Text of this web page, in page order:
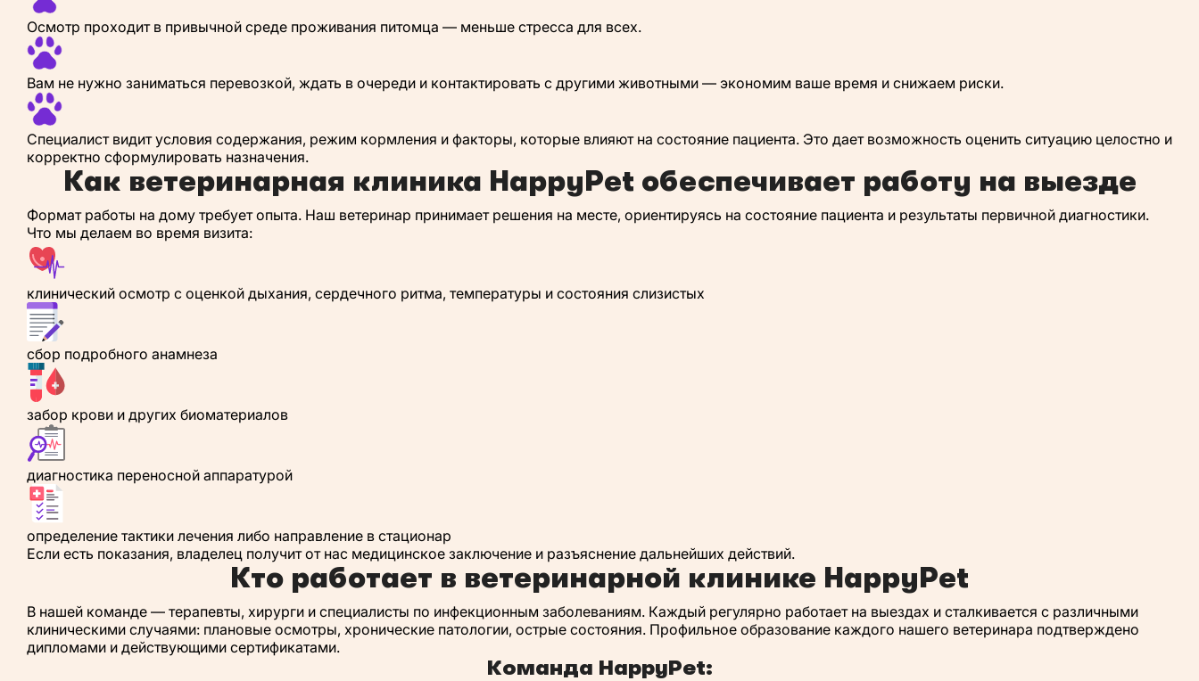
Осмотр проходит в привычной среде проживания питомца — меньше стресса для всех.
Вам не нужно заниматься перевозкой, ждать в очереди и контактировать с другими животными — экономим ваше время и снижаем риски.
Специалист видит условия содержания, режим кормления и факторы, которые влияют на состояние пациента. Это дает возможность оценить ситуацию целостно и
корректно сформулировать назначения.
Как ветеринарная клиника HappyPet обеспечивает работу на выезде
Формат работы на дому требует опыта. Наш ветеринар принимает решения на месте, ориентируясь на состояние пациента и результаты первичной диагностики.
Что мы делаем во время визита:
клинический осмотр с оценкой дыхания, сердечного ритма, температуры и состояния слизистых
сбор подробного анамнеза
забор крови и других биоматериалов
диагностика переносной аппаратурой
определение тактики лечения либо направление в стационар
Если есть показания, владелец получит от нас медицинское заключение и разъяснение дальнейших действий.
Кто работает в ветеринарной клинике HappyPet
В нашей команде — терапевты, хирурги и специалисты по инфекционным заболеваниям. Каждый регулярно работает на выездах и сталкивается с различными
клиническими случаями: плановые осмотры, хронические патологии, острые состояния. Профильное образование каждого нашего ветеринара подтверждено
дипломами и действующими сертификатами.
Команда HappyPet: